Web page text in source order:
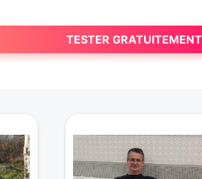
TESTER GRATUITEMENT